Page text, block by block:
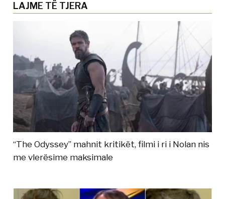
LAJME TË TJERA
“The Odyssey” mahnit kritikët, filmi i ri i Nolan nis
me vlerësime maksimale